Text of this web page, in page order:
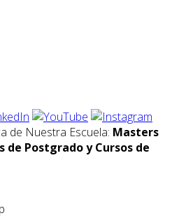
de Nuestra Escuela: Masters
de Postgrado y Cursos de